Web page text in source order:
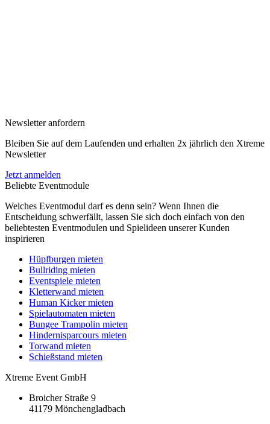
Newsletter anfordern
Bleiben Sie auf dem Laufenden und erhalten 2x jährlich den Xtreme
Newsletter
Jetzt anmelden
Beliebte Eventmodule
Welches Eventmodul darf es denn sein? Wenn Ihnen die
Entscheidung schwerfällt, lassen Sie sich doch einfach von den
beliebtesten Eventmodulen und Spielideen unserer Kunden
inspirieren
Hüpfburgen mieten
Bullriding mieten
Eventspiele mieten
Kletterwand mieten
Human Kicker mieten
Spielautomaten mieten
Bungee Trampolin mieten
Hindernisparcours mieten
Torwand mieten
Schießstand mieten
Xtreme Event GmbH
Broicher Straße 9
41179 Mönchengladbach